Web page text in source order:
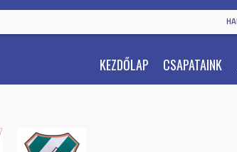
KEZDŐLAP CSAPATAINK